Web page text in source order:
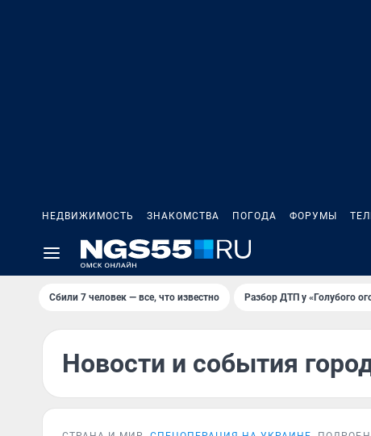
НЕДВИЖИМОСТЬ ЗНАКОМСТВА ПОГОДА ФОРУМЫ
Сбили 7 человек — все, что известно Разбор ДТП у «Голубого
Новости и события